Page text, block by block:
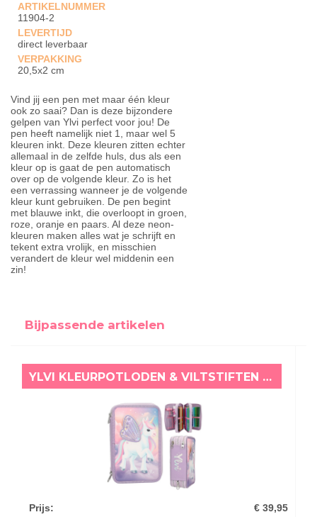
ARTIKELNUMMER
11904-2
LEVERTIJD
direct leverbaar
VERPAKKING
20,5x2 cm
Vind jij een pen met maar één kleur
ook zo saai? Dan is deze bijzondere
gelpen van Ylvi perfect voor jou! De
pen heeft namelijk niet 1, maar wel 5
kleuren inkt. Deze kleuren zitten echter
allemaal in de zelfde huls, dus als een
kleur op is gaat de pen automatisch
over op de volgende kleur. Zo is het
een verrassing wanneer je de volgende
kleur kunt gebruiken. De pen begint
met blauwe inkt, die overloopt in groen,
roze, oranje en paars. Al deze neon-
kleuren maken alles wat je schrijft en
tekent extra vrolijk, en misschien
verandert de kleur wel middenin een
zin!
Bijpassende artikelen
YLVI KLEURPOTLODEN & VILTSTIFTEN ETUI EENHOORN
Prijs: € 39,95